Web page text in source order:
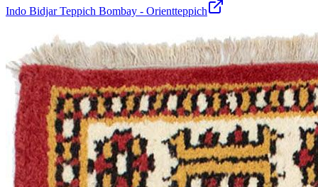
Indo Bidjar Teppich Bombay - Orientteppich